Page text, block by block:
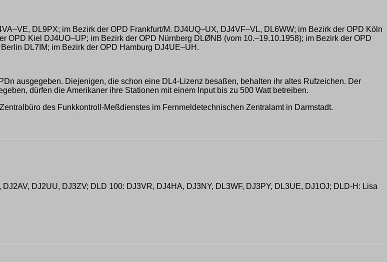
DL9PX; im Bezirk der OPD Frankfurt/M. DJ4UQ–UX, DJ4VF–VL, DL6WW; im Bezirk der OPD Köln
OPD Kiel DJ4UO–UP; im Bezirk der OPD Nürnberg DLØNB (vom 10.–19.10.1958); im Bezirk der OPD
DL7IM; im Bezirk der OPD Hamburg DJ4UE–UH.
ausgegeben. Diejenigen, die schon eine DL4-Lizenz besaßen, behalten ihr altes Rufzeichen. Der
dürfen die Amerikaner ihre Stationen mit einem Input bis zu 500 Watt betreiben.
des Funkkontroll-Meßdienstes im Fernmeldetechnischen Zentralamt in Darmstadt.
DJ2UU, DJ3ZV; DLD 100: DJ3VR, DJ4HA, DJ3NY, DL3WF, DJ3PY, DL3UE, DJ1OJ; DLD-H: Lisa